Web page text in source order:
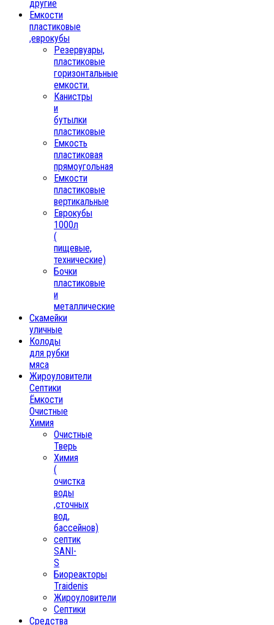
другие
Емкости
пластиковые
,еврокубы
Резервуары,
пластиковые
горизонтальные
емкости.
Канистры
и
бутылки
пластиковые
Емкость
пластиковая
прямоугольная
Емкости
пластиковые
вертикальные
Еврокубы
1000л
(
пищевые,
технические)
Бочки
пластиковые
и
металлические
Скамейки
уличные
Колоды
для рубки
мяса
Жироуловители
Септики
Ёмкости
Очистные
Химия
Очистные
Тверь
Химия
(
очистка
воды
,сточных
вод,
бассейнов)
септик
SANI-
S
Биореакторы
Traidenis
Жироуловители
Септики
Средства